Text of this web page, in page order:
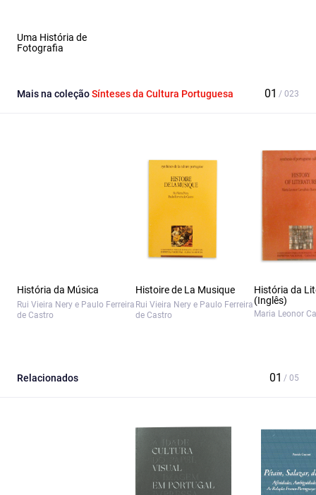
Uma História de
Fotografia
Mais na coleçãoSínteses da Cultura Portuguesa
História da Música
Rui Vieira Nery e Paulo Ferreira
de Castro
Histoire de La Musique
Rui Vieira Nery e Paulo Ferreira
de Castro
História da
(Inglês)
Maria Leonor
Relacionados